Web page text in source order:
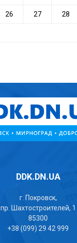
26 27 28
DDK.DN.UA
г. Покровск,
пр. Шахтостроителей, 1
85300
+38 (099) 29 42 999